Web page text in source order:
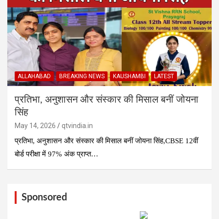
ALLAHABAD BREAKING NEWS KAUSHAMBI LATEST
प्रतिभा, अनुशासन और संस्कार की मिसाल बनीं जोयना
सिंह
May 14, 2026
qtvindia.in
प्रतिभा, अनुशासन और संस्कार की मिसाल बनीं जोयना सिंह,CBSE 12वीं
बोर्ड परीक्षा में 97% अंक प्राप्त…
Sponsored